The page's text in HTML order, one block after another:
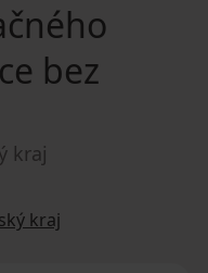
bez
kraj
kraj